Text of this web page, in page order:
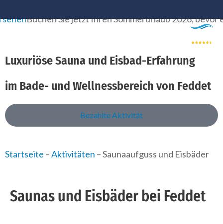
Inhalt
Buchen Sie jetzt Ihren Sommerurlaub 2026, bevor es
Luxuriöse Sauna und Eisbad-Erfahrung
im Bade- und Wellnessbereich von Feddet
Bezahlte Aktivität
Startseite –Aktivitäten –Saunaaufguss und Eisbäder
Saunas und Eisbäder bei Feddet